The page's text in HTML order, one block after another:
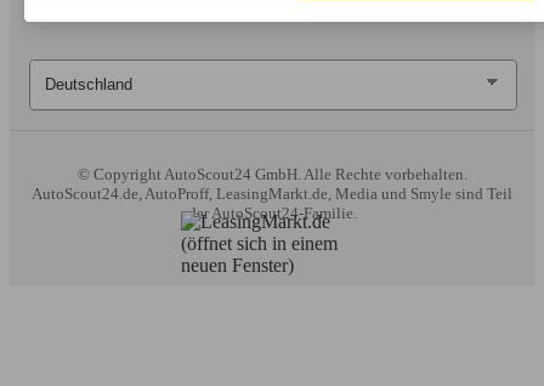
© Copyright AutoScout24 GmbH. Alle Rechte vorbehalten.
AutoScout24.de, AutoProff, LeasingMarkt.de, Media und Smyle sind Teil
der AutoScout24-Familie.